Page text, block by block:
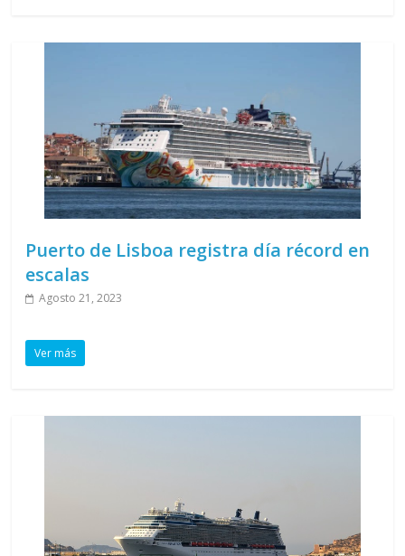
Puerto de Lisboa registra día récord en
escalas
Agosto 21, 2023
Ver más